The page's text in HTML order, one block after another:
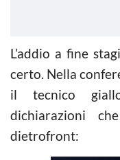
L’addio a fine
certo. Nella
il tecnico
dichiarazioni
dietrofront: